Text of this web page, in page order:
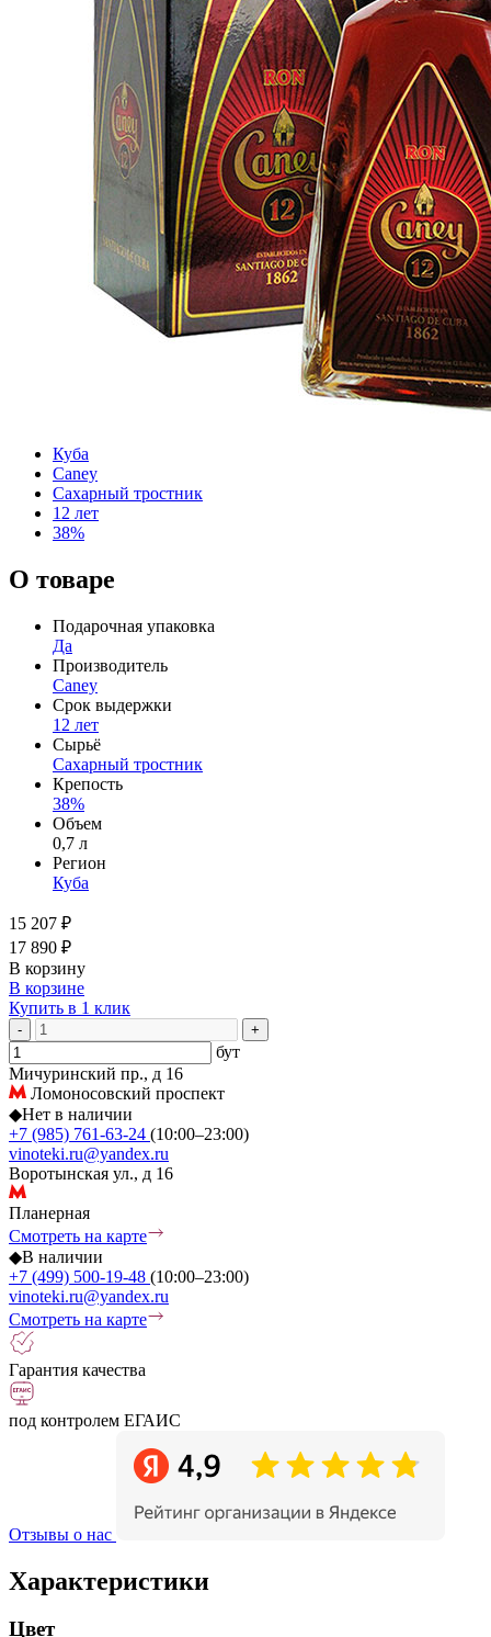
Куба
Caney
Сахарный тростник
12 лет
38%
О товаре
Подарочная упаковка
Да
Производитель
Caney
Срок выдержки
12 лет
Сырьё
Сахарный тростник
Крепость
38%
Объем
0,7 л
Регион
Куба
15 207 ₽
17 890 ₽
В корзину
В корзине
Купить в 1 клик
- +
бут
Мичуринский пр., д 16
Ломоносовский проспект
◆Нет в наличии
+7 (985) 761-63-24 (10:00–23:00)
vinoteki.ru@yandex.ru
Воротынская ул., д 16
Планерная
Смотреть на карте
◆В наличии
+7 (499) 500-19-48 (10:00–23:00)
vinoteki.ru@yandex.ru
Смотреть на карте
Гарантия качества
под контролем ЕГАИС
Отзывы о нас
Характеристики
Цвет